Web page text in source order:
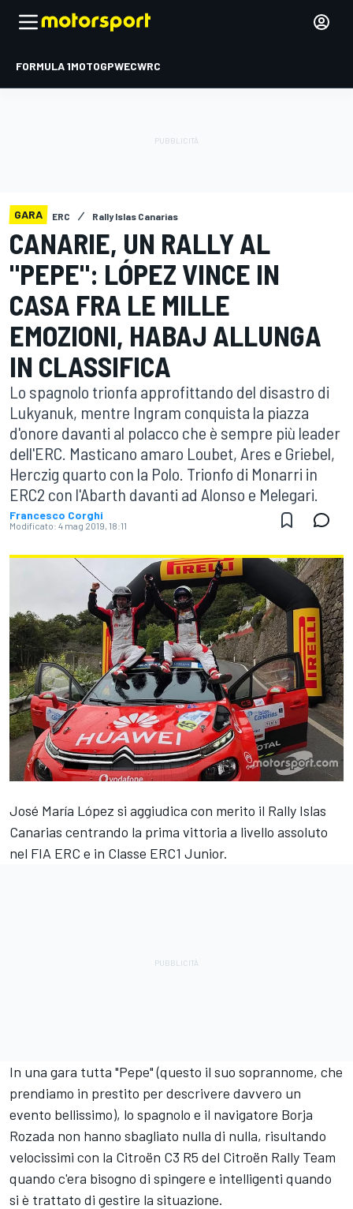
FORMULA 1MOTOGPWECWRC
GARA ERC Rally Islas Canarias
CANARIE, UN RALLY AL
"PEPE": LÓPEZ VINCE IN
CASA FRA LE MILLE
EMOZIONI, HABAJ ALLUNGA
IN CLASSIFICA
Lo spagnolo trionfa approfittando del disastro di
Lukyanuk, mentre Ingram conquista la piazza
d'onore davanti al polacco che è sempre più leader
dell'ERC. Masticano amaro Loubet, Ares e Griebel,
Herczig quarto con la Polo. Trionfo di Monarri in
ERC2 con l'Abarth davanti ad Alonso e Melegari.
Francesco Corghi
Modificato: 4 mag 2019, 18:11
José María López si aggiudica con merito il Rally Islas
Canarias centrando la prima vittoria a livello assoluto
nel FIA ERC e in Classe ERC1 Junior.
In una gara tutta "Pepe" (questo il suo soprannome, che
prendiamo in prestito per descrivere davvero un
evento bellissimo), lo spagnolo e il navigatore Borja
Rozada non hanno sbagliato nulla di nulla, risultando
velocissimi con la Citroën C3 R5 del Citroën Rally Team
quando c'era bisogno di spingere e intelligenti quando
si è trattato di gestire la situazione.